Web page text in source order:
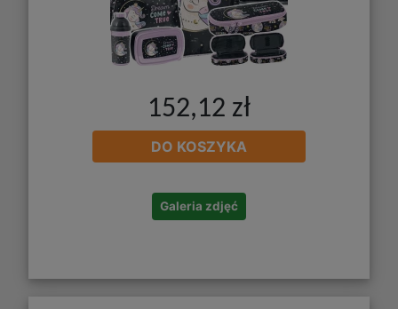
152,12 zł
DO KOSZYKA
Galeria zdjęć